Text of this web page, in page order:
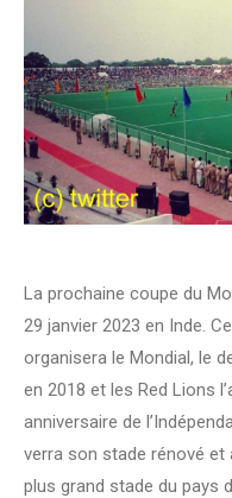
La prochaine coupe du
29 janvier 2023 en Inde.
organisera le Mondial, le
en 2018 et les Red Lions
anniversaire de
verra son stade rénové et
plus grand stade du pays